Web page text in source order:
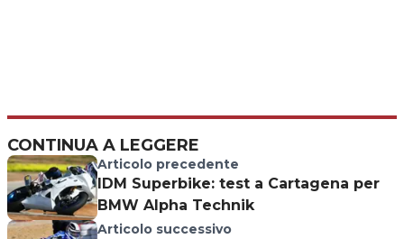
CONTINUA A LEGGERE
Articolo precedente
IDM Superbike: test a Cartagena per
BMW Alpha Technik
Articolo successivo